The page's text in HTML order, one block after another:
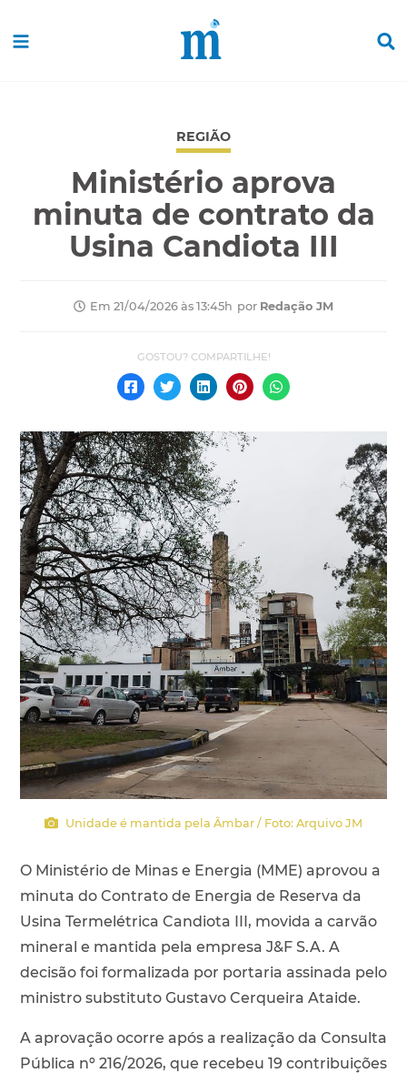
REGIÃO
Ministério aprova
minuta de contrato da
Usina Candiota III
Em 21/04/2026 às 13:45h por Redação JM
Unidade é mantida pela Âmbar / Foto: Arquivo JM
O Ministério de Minas e Energia (MME) aprovou a
minuta do Contrato de Energia de Reserva da
Usina Termelétrica Candiota III, movida a carvão
mineral e mantida pela empresa J&F S.A. A
decisão foi formalizada por portaria assinada pelo
ministro substituto Gustavo Cerqueira Ataide.
A aprovação ocorre após a realização da Consulta
Pública nº 216/2026, que recebeu 19 contribuições